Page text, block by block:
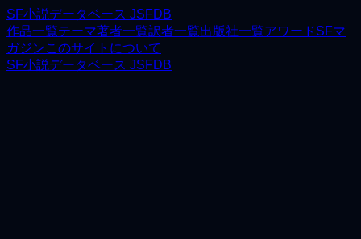
SF小説データベース JSFDB
作品一覧テーマ著者一覧訳者一覧出版社一覧アワードSFマ
ガジンこのサイトについて
SF小説データベース JSFDB